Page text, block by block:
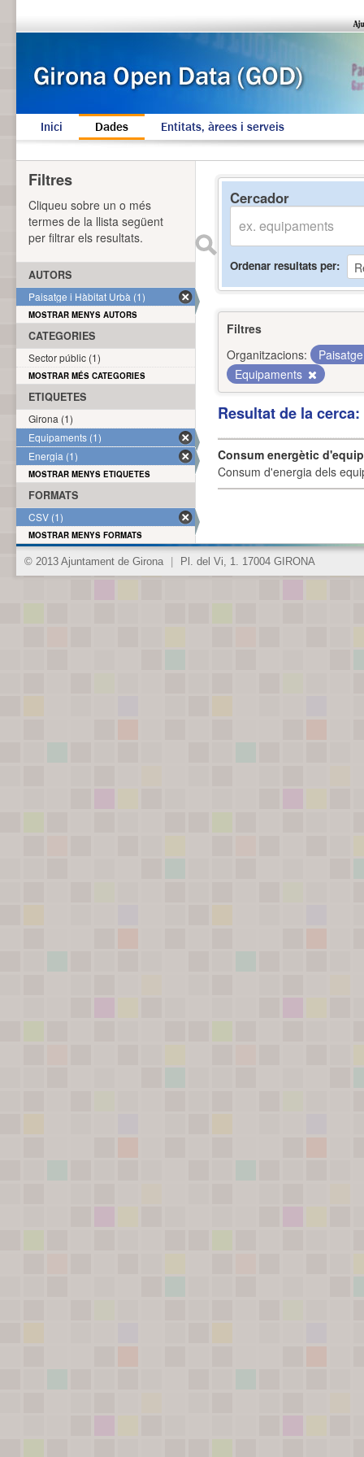
Inici Dades Entitats, àrees i serveis
Cercador
Ordenar resultats per
Filtres
Organitzacions:
Equipaments
Resultat de la
Consum energètic
Consum d'energia dels
Filtres
Cliqueu sobre un o més
termes de la llista següent
per filtrar els resultats.
AUTORS
Paisatge i Hàbitat Urbà (1)
MOSTRAR MENYS AUTORS
CATEGORIES
Sector públic (1)
MOSTRAR MÉS CATEGORIES
ETIQUETES
Girona (1)
Equipaments (1)
Energia (1)
MOSTRAR MENYS ETIQUETES
FORMATS
CSV (1)
MOSTRAR MENYS FORMATS
© 2013 Ajuntament de Girona Pl. del Vi, 1. 17004 GIRONA